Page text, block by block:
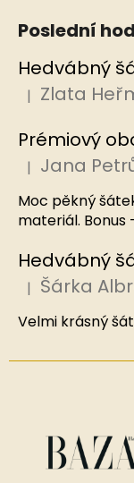
Poslední
Hodnocení
| Zlata
Hodnocení
| Jana
Moc pěkný
materiál. Bonus
Hodnocení
| Šárka
Velmi krásný